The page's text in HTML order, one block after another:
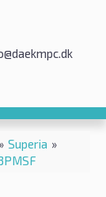
» Superia »